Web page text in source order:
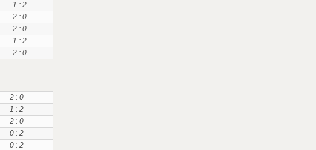
1 : 2
2 : 0
2 : 0
1 : 2
2 : 0
2 : 0
1 : 2
2 : 0
0 : 2
0 : 2